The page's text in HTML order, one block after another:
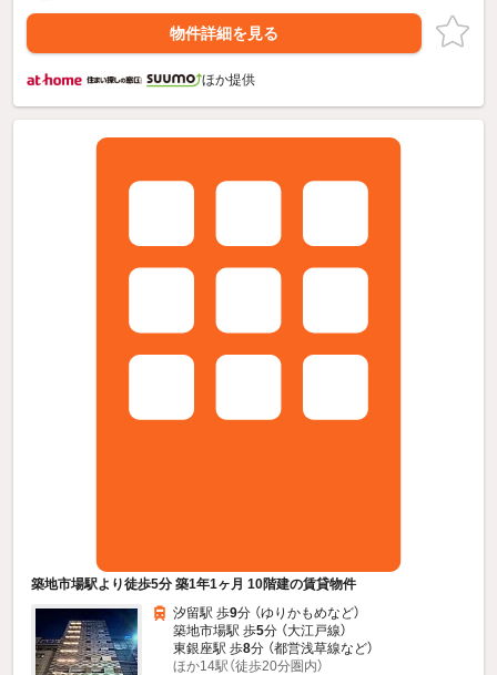
物件詳細を見る
ほか提供
築地市場駅より徒歩5分 築1年1ヶ月 10階建の賃貸物件
汐留駅 歩9分 （ゆりかもめなど）
築地市場駅 歩5分 （大江戸線）
東銀座駅 歩8分 （都営浅草線など）
ほか14駅（徒歩20分圏内）